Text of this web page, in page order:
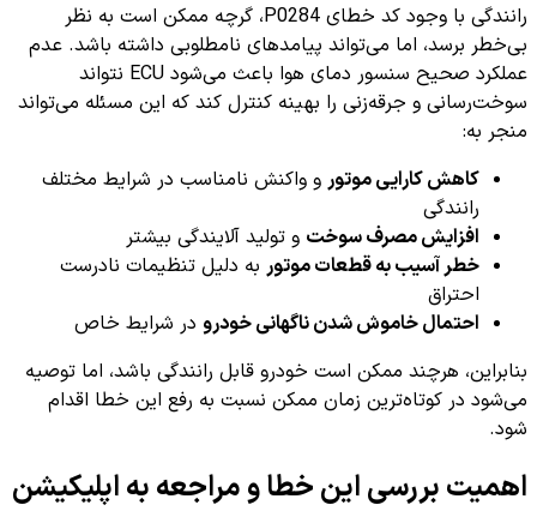
رانندگی با وجود کد خطای P0284، گرچه ممکن است به نظر
بی‌خطر برسد، اما می‌تواند پیامدهای نامطلوبی داشته باشد. عدم
عملکرد صحیح سنسور دمای هوا باعث می‌شود ECU نتواند
سوخت‌رسانی و جرقه‌زنی را بهینه کنترل کند که این مسئله می‌تواند
منجر به:
کاهش کارایی موتور و واکنش نامناسب در شرایط مختلف
رانندگی
افزایش مصرف سوخت و تولید آلایندگی بیشتر
خطر آسیب به قطعات موتور به دلیل تنظیمات نادرست
احتراق
احتمال خاموش شدن ناگهانی خودرو در شرایط خاص
بنابراین، هرچند ممکن است خودرو قابل رانندگی باشد، اما توصیه
می‌شود در کوتاه‌ترین زمان ممکن نسبت به رفع این خطا اقدام
شود.
اهمیت بررسی این خطا و مراجعه به اپلیکیشن